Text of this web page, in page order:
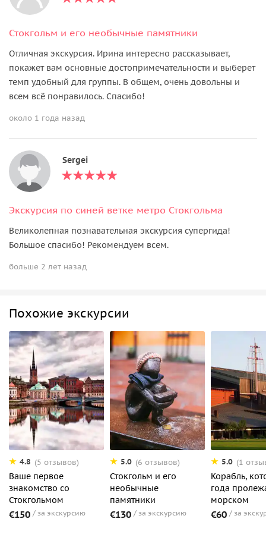
Стокгольм и его необычные памятники
Отличная экскурсия. Ирина интересно рассказывает,
покажет вам основные достопримечательности и выберет
темп удобный для группы. В общем, очень довольны и
всем всё понравилось. Спасибо!
около 1 года назад
Sergei
Экскурсия по синей ветке метро Стокгольма
Великолепная познавательная экскурсия супергида!
Большое спасибо! Рекомендуем всем.
больше 2 лет назад
Похожие экскурсии
4.8 (5 отзывов)
Ваше первое
знакомство со
Стокгольмом
€150 за экскурсию
5.0 (6 отзывов)
Стокгольм и его
необычные
памятники
€130 за экскурсию
5.0 (1
Корабль,
года
морском
€60 за